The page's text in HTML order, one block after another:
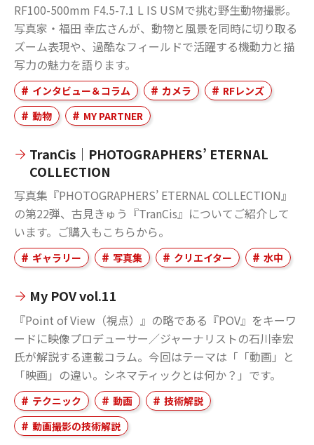
RF100-500mm F4.5-7.1 L IS USMで挑む野生動物撮影。
写真家・福田 幸広さんが、動物と風景を同時に切り取る
ズーム表現や、過酷なフィールドで活躍する機動力と描
写力の魅力を語ります。
インタビュー＆コラム カメラ
RFレンズ
動物
MY PARTNER
TranCis｜PHOTOGRAPHERS’ ETERNAL
COLLECTION
写真集『PHOTOGRAPHERS’ ETERNAL COLLECTION』
の第22弾、古見きゅう『TranCis』についてご紹介して
います。ご購入もこちらから。
ギャラリー 写真集 クリエイター 水中
My POV vol.11
『Point of View（視点）』の略である『POV』をキーワ
ードに映像プロデューサー／ジャーナリストの石川幸宏
氏が解説する連載コラム。今回はテーマは「「動画」と
「映画」の違い。シネマティックとは何か？」です。
テクニック 動画
技術解説
動画撮影の技術解説